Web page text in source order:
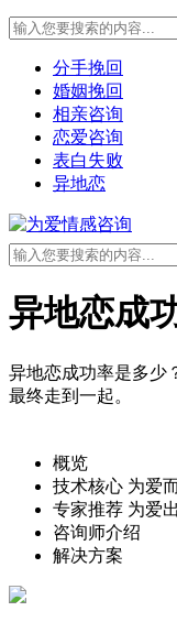
分手挽回
婚姻挽回
相亲咨询
恋爱咨询
表白失败
异地恋
异地恋成
异地恋成功率是多少
最终走到一起。
概览
技术核心 为爱
专家推荐 为爱
咨询师介绍
解决方案